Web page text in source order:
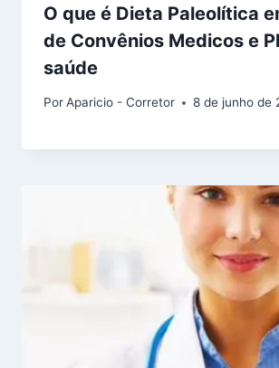
O que é Dieta Paleolítica
de Convênios Medicos e
saúde
PorAparicio - Corretor 8 de junho de